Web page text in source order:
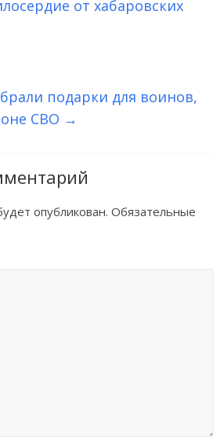
от хабаровских
подарки для воинов,
СВО →
опубликован. Обязательные